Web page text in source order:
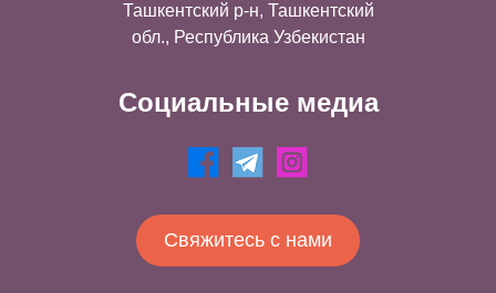
Ташкентский р-н, Ташкентский
обл., Республика Узбекистан
Социальные медиа
Свяжитесь с нами